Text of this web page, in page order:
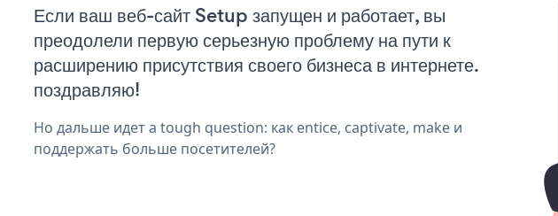
Если ваш веб-сайт Setup запущен и работает, вы
преодолели первую серьезную проблему на пути к
расширению присутствия своего бизнеса в интернете.
поздравляю!
Но дальше идет a tough question: как entice, captivate, make и
поддержать больше посетителей?